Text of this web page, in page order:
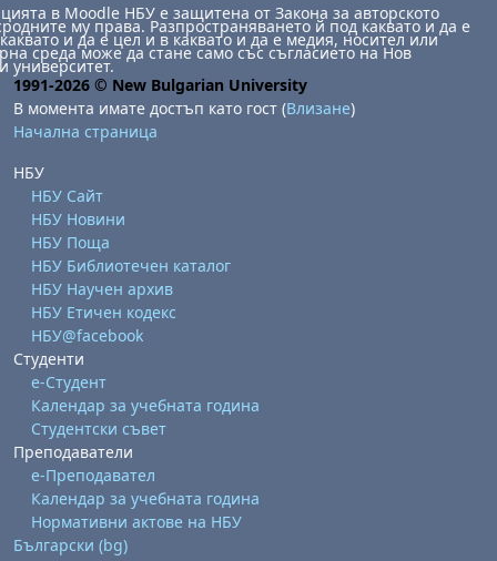
в Moodle НБУ е защитена от Закона за авторското
му права. Разпространяването й под каквато и да е
и да е цел и в каквато и да е медия, носител или
среда може да стане само със съгласието на Нов
университет.
1991-2026 © New Bulgarian University
В момента имате достъп като гост (Влизане)
Начална страница
НБУ
НБУ Сайт
НБУ Новини
НБУ Поща
НБУ Библиотечен каталог
НБУ Научен архив
НБУ Етичен кодекс
НБУ@facebook
Студенти
е-Студент
Календар за учебната година
Студентски съвет
Преподаватели
е-Преподавател
Календар за учебната година
Нормативни актове на НБУ
Български ‎(bg)‎